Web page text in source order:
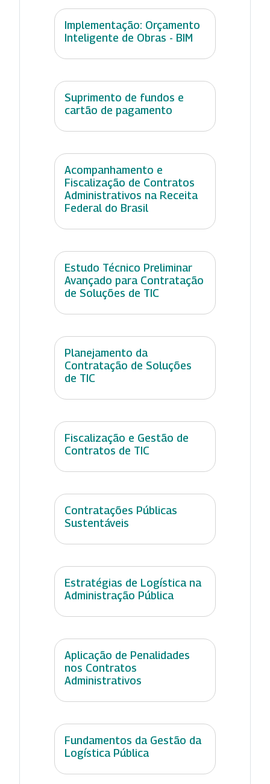
Implementação: Orçamento
Inteligente de Obras - BIM
Suprimento de fundos e
cartão de pagamento
Acompanhamento e
Fiscalização de Contratos
Administrativos na Receita
Federal do Brasil
Estudo Técnico Preliminar
Avançado para Contratação
de Soluções de TIC
Planejamento da
Contratação de Soluções
de TIC
Fiscalização e Gestão de
Contratos de TIC
Contratações Públicas
Sustentáveis
Estratégias de Logística na
Administração Pública
Aplicação de Penalidades
nos Contratos
Administrativos
Fundamentos da Gestão da
Logística Pública